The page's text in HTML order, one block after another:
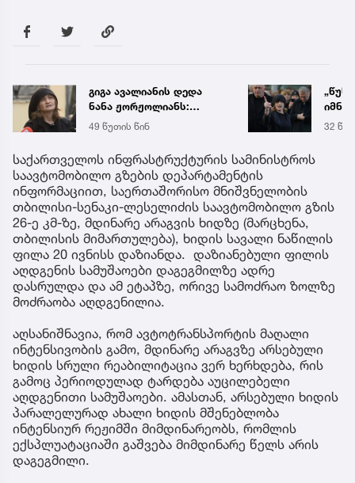
„წუხელ დაიჭირეს ნია
იმნაძე და ანასტასია
ბერუაშვილი! თეთრად
გავათენე, მაგრამ
ფეისბუკში ვერ შევედი...“
- რას წერს ეკა კუპატაძე
32 წუთის წინ 5 აგვ
საქართველოს ინფრასტრუქტურის სამინისტროს
საავტომობილო გზების დეპარტამენტის
ინფორმაციით, საერთაშორისო მნიშვნელობის
თბილისი-სენაკი-ლესელიძის საავტომობილო გზის
26-ე კმ-ზე, მდინარე არაგვის ხიდზე (მარცხენა,
თბილისის მიმართულება), ხიდის სავალი ნაწილის
ფილა 20 ივნისს დაზიანდა. დაზიანებული ფილის
აღდგენის სამუშაოები დაგეგმილზე ადრე
დასრულდა და ამ ეტაპზე, ორივე სამოძრაო ზოლზე
მოძრაობა აღდგენილია.
აღსანიშნავია, რომ ავტოტრანსპორტის მაღალი
ინტენსივობის გამო, მდინარე არაგვზე არსებული
ხიდის სრული რეაბილიტაცია ვერ ხერხდება, რის
გამოც პერიოდულად ტარდება აუცილებელი
აღდგენითი სამუშაოები. ამასთან, არსებული ხიდის
პარალელურად ახალი ხიდის მშენებლობა
ინტენსიურ რეჟიმში მიმდინარეობს, რომლის
ექსპლუატაციაში გაშვება მიმდინარე წელს არის
დაგეგმილი.